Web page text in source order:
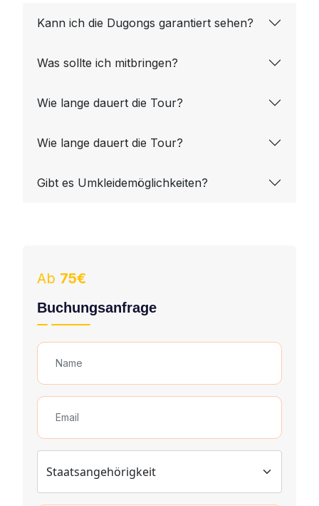
Kann ich die Dugongs garantiert sehen?
Was sollte ich mitbringen?
Wie lange dauert die Tour?
Wie lange dauert die Tour?
Gibt es Umkleidemöglichkeiten?
Ab 75€
Buchungsanfrage